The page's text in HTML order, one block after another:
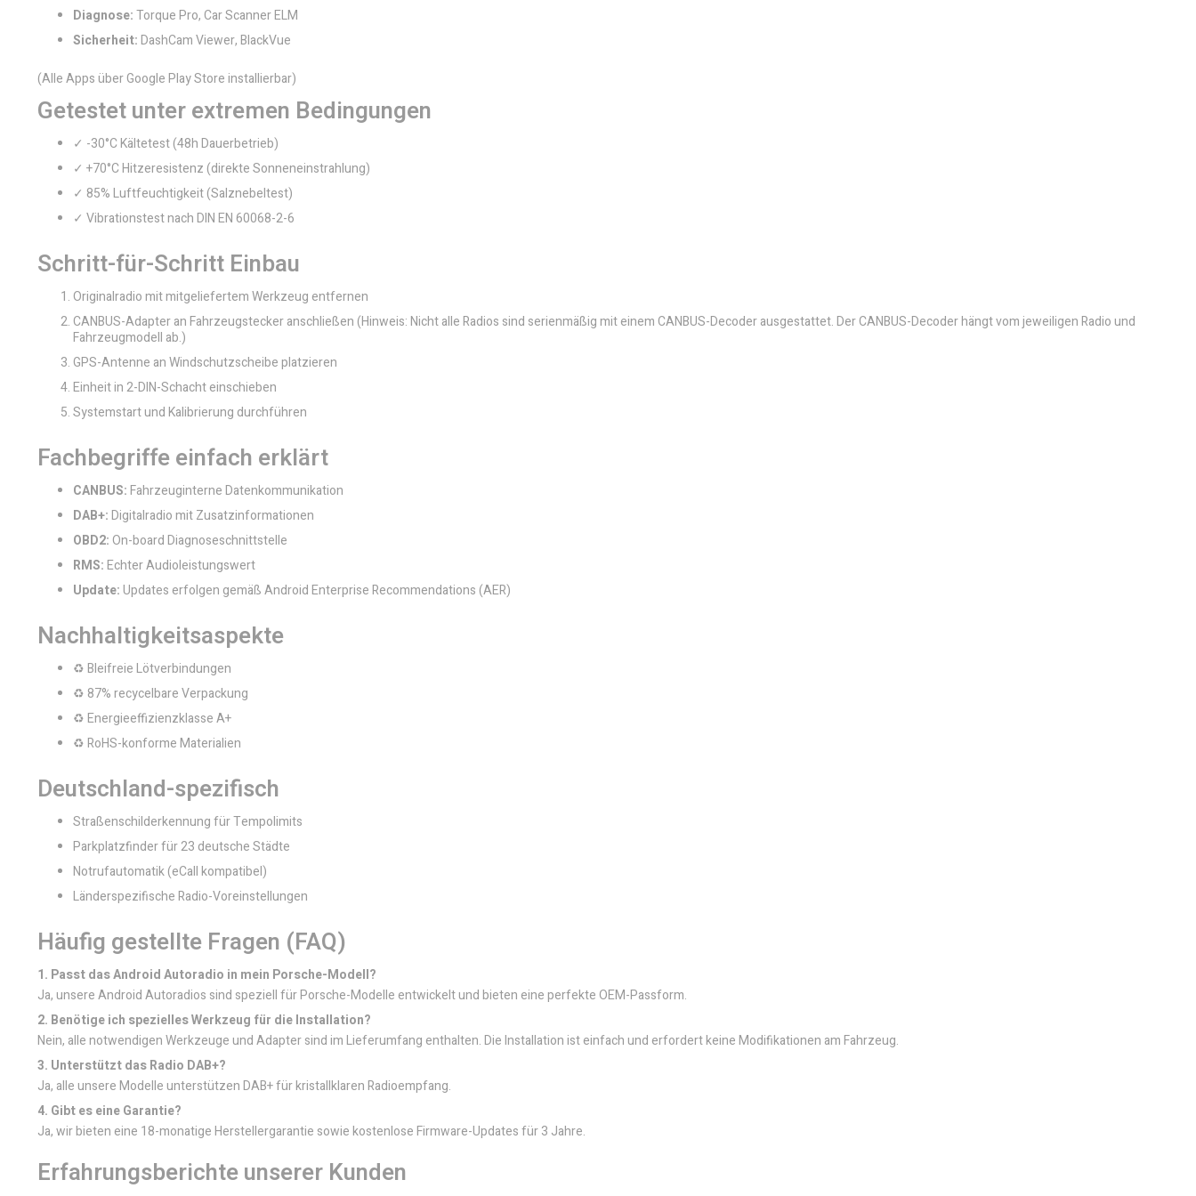
Diagnose:Torque Pro, Car Scanner ELM
Sicherheit:DashCam Viewer, BlackVue
(Alle Apps über Google Play Store installierbar)
Getestet unter extremen Bedingungen
✓ -30°C Kältetest (48h Dauerbetrieb)
✓ +70°C Hitzeresistenz (direkte Sonneneinstrahlung)
✓ 85% Luftfeuchtigkeit (Salznebeltest)
✓ Vibrationstest nach DIN EN 60068-2-6
Schritt-für-Schritt Einbau
Originalradio mit mitgeliefertem Werkzeug entfernen
CANBUS-Adapter an Fahrzeugstecker anschließen (Hinweis: Nicht alle Radios sind serienmäßig mit einem CANBUS-Decoder ausgestattet. Der CANBUS-Decoder hängt vom jeweiligen Radio und
Fahrzeugmodell ab.)
GPS-Antenne an Windschutzscheibe platzieren
Einheit in 2-DIN-Schacht einschieben
Systemstart und Kalibrierung durchführen
Fachbegriffe einfach erklärt
CANBUS:Fahrzeuginterne Datenkommunikation
DAB+:Digitalradio mit Zusatzinformationen
OBD2:On-board Diagnoseschnittstelle
RMS:Echter Audioleistungswert
Update:Updates erfolgen gemäß Android Enterprise Recommendations (AER)
Nachhaltigkeitsaspekte
♻️ Bleifreie Lötverbindungen
♻️ 87% recycelbare Verpackung
♻️ Energieeffizienzklasse A+
♻️ RoHS-konforme Materialien
Deutschland-spezifisch
Straßenschilderkennung für Tempolimits
Parkplatzfinder für 23 deutsche Städte
Notrufautomatik (eCall kompatibel)
Länderspezifische Radio-Voreinstellungen
Häufig gestellte Fragen (FAQ)
1. Passt das Android Autoradio in mein Porsche-Modell?
Ja, unsere Android Autoradios sind speziell für Porsche-Modelle entwickelt und bieten eine perfekte OEM-Passform.
2. Benötige ich spezielles Werkzeug für die Installation?
Nein, alle notwendigen Werkzeuge und Adapter sind im Lieferumfang enthalten. Die Installation ist einfach und erfordert keine Modifikationen am Fahrzeug.
3. Unterstützt das Radio DAB+?
Ja, alle unsere Modelle unterstützen DAB+ für kristallklaren Radioempfang.
4. Gibt es eine Garantie?
Ja, wir bieten eine 18-monatige Herstellergarantie sowie kostenlose Firmware-Updates für 3 Jahre.
Erfahrungsberichte unserer Kunden